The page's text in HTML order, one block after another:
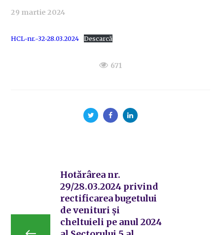
29 martie 2024
HCL-nr.-32-28.03.2024 Descarcă
671
Hotărârea nr.
29/28.03.2024 privind
rectificarea bugetului
de venituri și
cheltuieli pe anul 2024